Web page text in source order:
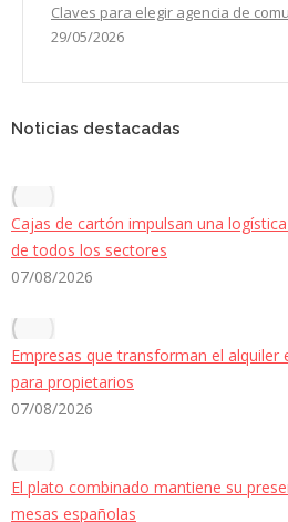
Claves para elegir agencia de
29/05/2026
Noticias destacadas
Cajas de cartón impulsan una
de todos los sectores
07/08/2026
Empresas que transforman el alquiler
para propietarios
07/08/2026
El plato combinado mantiene su
mesas españolas